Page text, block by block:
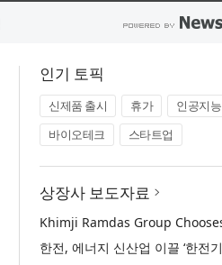
인기 토픽
신제품 출시 휴가
인공지능
바이오테크
스타트업
상장사 보도자료